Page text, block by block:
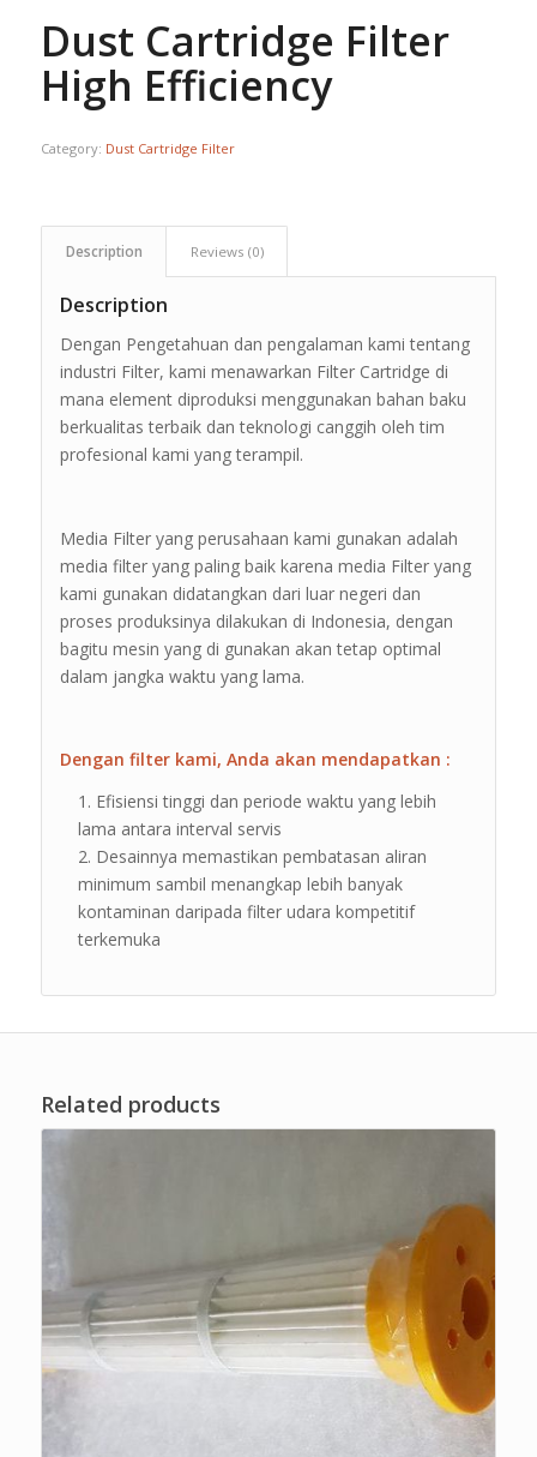
Dust Cartridge Filter
High Efficiency
Category: Dust Cartridge Filter
Description Reviews (0)
Description
Dengan Pengetahuan dan pengalaman kami tentang
industri Filter, kami menawarkan Filter Cartridge di
mana element diproduksi menggunakan bahan baku
berkualitas terbaik dan teknologi canggih oleh tim
profesional kami yang terampil.
Media Filter yang perusahaan kami gunakan adalah
media filter yang paling baik karena media Filter yang
kami gunakan didatangkan dari luar negeri dan
proses produksinya dilakukan di Indonesia, dengan
bagitu mesin yang di gunakan akan tetap optimal
dalam jangka waktu yang lama.
Dengan filter kami, Anda akan mendapatkan :
Efisiensi tinggi dan periode waktu yang lebih
lama antara interval servis
Desainnya memastikan pembatasan aliran
minimum sambil menangkap lebih banyak
kontaminan daripada filter udara kompetitif
terkemuka
Related products